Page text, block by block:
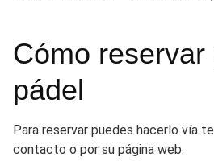
Cómo reservar
pádel
Para reservar puedes hacerlo vía
contacto o por su página web.